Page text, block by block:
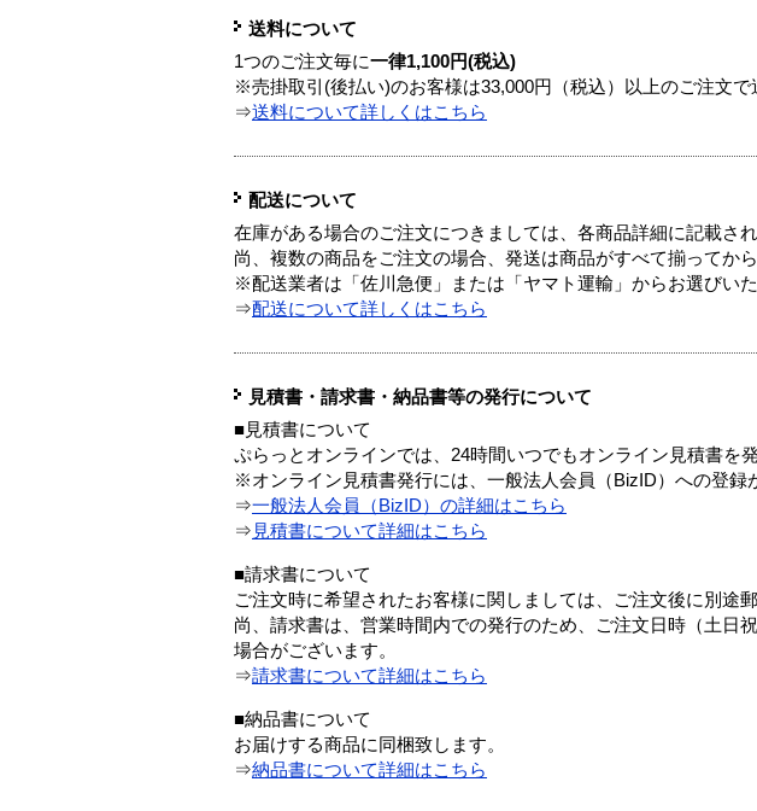
送料について
1つのご注文毎に一律1,100円(税込)
※売掛取引(後払い)のお客様は33,000円（税込）以上のご注文で
⇒送料について詳しくはこちら
配送について
在庫がある場合のご注文につきましては、各商品詳細に記載さ
尚、複数の商品をご注文の場合、発送は商品がすべて揃ってか
※配送業者は「佐川急便」または「ヤマト運輸」からお選びい
⇒配送について詳しくはこちら
見積書・請求書・納品書等の発行について
■見積書について
ぷらっとオンラインでは、24時間いつでもオンライン見積書を
※オンライン見積書発行には、一般法人会員（BizID）への登録
⇒一般法人会員（BizID）の詳細はこちら
⇒ 見積書について詳細はこちら
■請求書について
ご注文時に希望されたお客様に関しましては、ご注文後に別途
尚、請求書は、営業時間内での発行のため、ご注文日時（土日
場合がございます。
⇒請求書について詳細はこちら
■納品書について
お届けする商品に同梱致します。
⇒納品書について詳細はこちら